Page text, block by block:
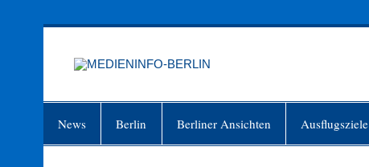
News Berlin Berliner Ansichten Ausflugsziele